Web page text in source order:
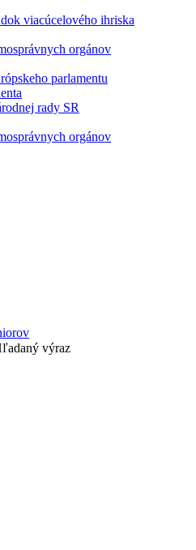
viacúcelového ihriska
orgánov
parlamentu
rady SR
orgánov
výraz